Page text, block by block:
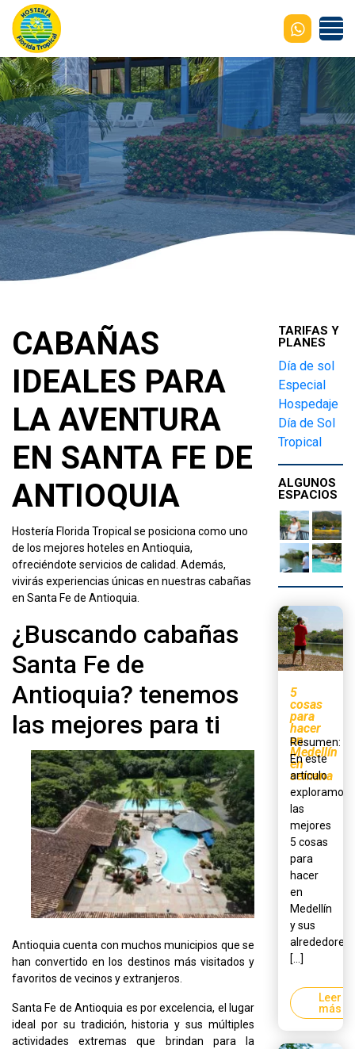
CABAÑAS
IDEALES PARA
LA AVENTURA
EN SANTA FE DE
ANTIOQUIA
Hostería Florida Tropical se posiciona como uno
de los mejores hoteles en Antioquia,
ofreciéndote servicios de calidad. Además,
vivirás experiencias únicas en nuestras cabañas
en Santa Fe de Antioquia.
¿Buscando cabañas
Santa Fe de
Antioquia? tenemos
las mejores para ti
Antioquia cuenta con muchos municipios que se
han convertido en los destinos más visitados y
favoritos de vecinos y extranjeros.
Santa Fe de Antioquia es por excelencia, el lugar
ideal por su tradición, historia y sus múltiples
actividades extremas que brindan para la
TARIFAS Y
PLANES
Día de sol
Especial
Hospedaje
Día de Sol
Tropical
ALGUNOS
ESPACIOS
5
cosas
para
hacer
en
Medellín
en
semana
Resumen:
En este
artículo
exploramos
las
mejores
5 cosas
para
hacer
en
Medellín
y sus
alrededores,
[...]
Leer
más